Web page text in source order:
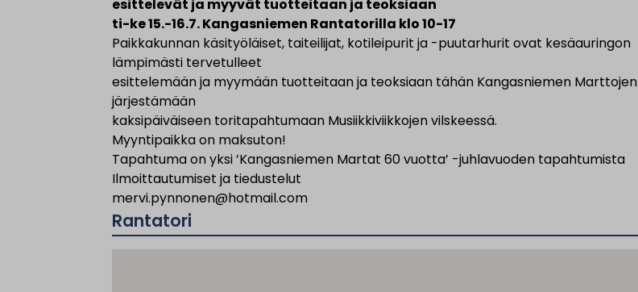
esittelevät ja myyvät tuotteitaan ja teoksiaan
ti-ke 15.-16.7. Kangasniemen Rantatorilla klo 10-17
Paikkakunnan käsityöläiset, taiteilijat, kotileipurit ja -puutarhurit ovat kesäauringon
lämpimästi tervetulleet
esittelemään ja myymään tuotteitaan ja teoksiaan tähän Kangasniemen Marttojen
järjestämään
kaksipäiväiseen toritapahtumaan Musiikkiviikkojen vilskeessä.
Myyntipaikka on maksuton!
Tapahtuma on yksi ’Kangasniemen Martat 60 vuotta’ -juhlavuoden tapahtumista
Ilmoittautumiset ja tiedustelut
mervi.pynnonen@hotmail.com
Rantatori